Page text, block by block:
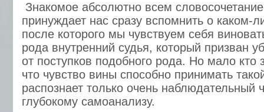
Знакомое абсолютно всем
принуждает нас сразу вспомнить о каком-
после которого мы чувствуем себя
рода внутренний судья, который призван
от поступков подобного рода. Но мало кто
что чувство вины способно принимать
распознает только очень наблюдательный
глубокому самоанализу.